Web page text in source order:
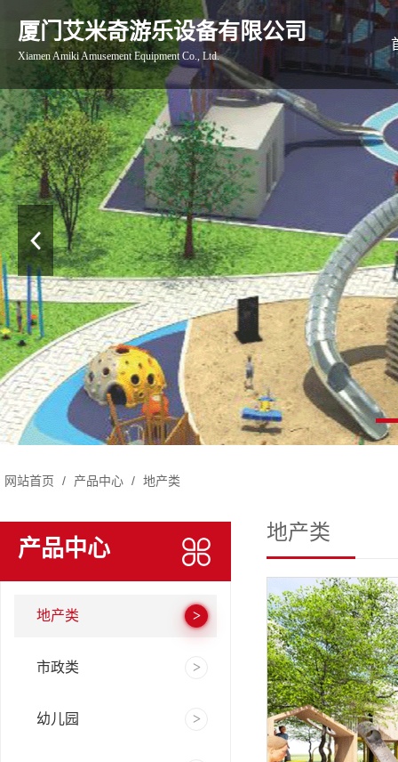
厦门艾米奇游乐设备有限公司
Xiamen Amiki Amusement Equipment Co., Ltd.
网站首页 / 产品中心 / 地产类
产品中心
地产类
市政类
幼儿园
地产类